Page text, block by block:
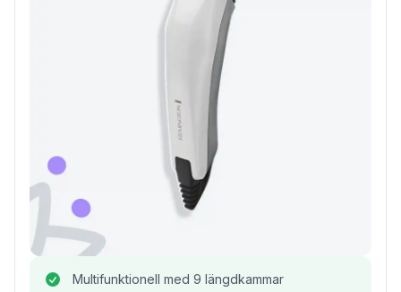
Multifunktionell med 9 längdkammar